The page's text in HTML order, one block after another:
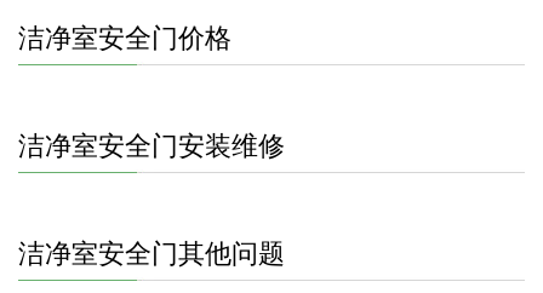
洁净室安全门价格
洁净室安全门安装维修
洁净室安全门其他问题